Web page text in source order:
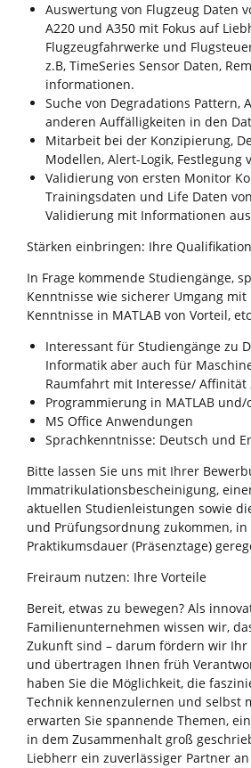
Auswertung von Flugzeug Daten
A220 und A350 mit Fokus auf
Flugzeugfahrwerke und
z.B, TimeSeries Sensor Daten,
informationen.
Suche von Degradations Pattern,
anderen Auffälligkeiten in den
Mitarbeit bei der Konzipierung,
Modellen, Alert-Logik, Festlegung
Validierung von ersten Monitor
Trainingsdaten und Life Daten
Validierung mit Informationen
Stärken einbringen: Ihre
In Frage kommende Studiengänge,
Kenntnisse wie sicherer Umgang mit
Kenntnisse in MATLAB von Vorteil,
Interessant für Studiengänge zu
Informatik aber auch für
Raumfahrt mit Interesse/ Affinität
Programmierung in MATLAB und/
MS Office Anwendungen
Sprachkenntnisse: Deutsch und
Bitte lassen Sie uns mit Ihrer
Immatrikulationsbescheinigung,
aktuellen Studienleistungen sowie
und Prüfungsordnung zukommen,
Praktikumsdauer (Präsenztage)
Freiraum nutzen: Ihre Vorteile
Bereit, etwas zu bewegen? Als
Familienunternehmen wissen wir,
Zukunft sind – darum fördern wir
und übertragen Ihnen früh
haben Sie die Möglichkeit, die
Technik kennenzulernen und selbst
erwarten Sie spannende Themen,
in dem Zusammenhalt groß
Liebherr ein zuverlässiger Partner